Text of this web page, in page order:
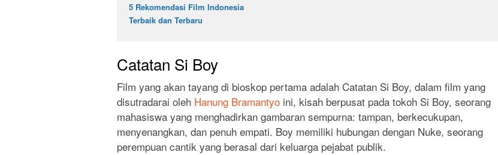
5 Rekomendasi Film Indonesia
Terbaik dan Terbaru
Catatan Si Boy
Film yang akan tayang di bioskop pertama adalah Catatan Si Boy, dalam film yang
disutradarai oleh Hanung Bramantyo ini, kisah berpusat pada tokoh Si Boy, seorang
mahasiswa yang menghadirkan gambaran sempurna: tampan, berkecukupan,
menyenangkan, dan penuh empati. Boy memiliki hubungan dengan Nuke, seorang
perempuan cantik yang berasal dari keluarga pejabat publik.